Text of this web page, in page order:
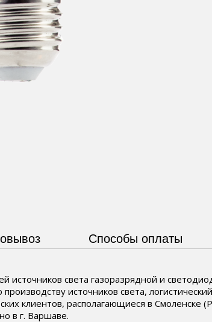
Способы оплаты
источников света газоразрядной и
источников света,
клиентов, располагающиеся в Смоленске
в г. Варшаве.